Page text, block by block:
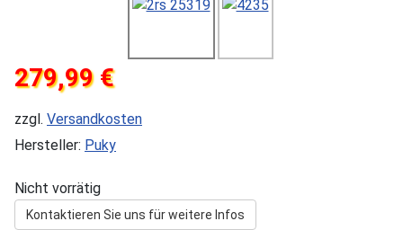
279,99 €
zzgl. Versandkosten
Hersteller: Puky
Nicht vorrätig
Kontaktieren Sie uns für weitere Infos